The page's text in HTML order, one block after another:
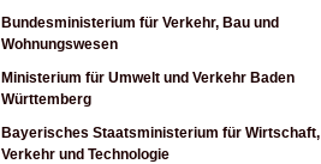
Bundesministerium für Verkehr, Bau und
Wohnungswesen
Ministerium für Umwelt und Verkehr Baden
Württemberg
Bayerisches Staatsministerium für Wirtschaft,
Verkehr und Technologie